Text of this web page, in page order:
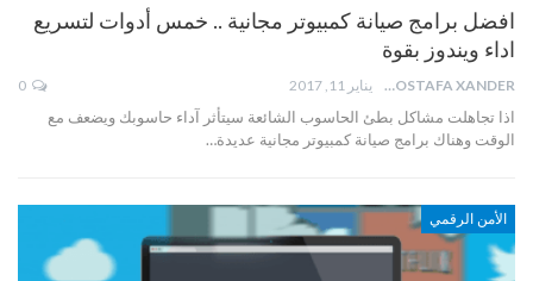
افضل برامج صيانة كمبيوتر مجانية .. خمس أدوات لتسريع
اداء ويندوز بقوة
MOSTAFA XANDER يناير 11, 2017
اذا تجاهلت مشاكل بطئ الحاسوب الشائعة سيتأثر آداء حاسوبك ويضعف مع
الوقت وهناك برامج صيانة كمبيوتر مجانية عديدة…
الأمن الرقمي